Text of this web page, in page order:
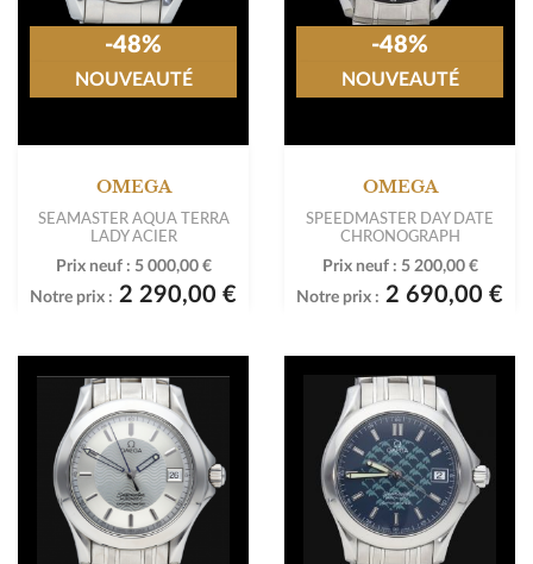
OMEGA
SEAMASTER AQUA TERRA
LADY ACIER
Prix neuf : 5 000,00 €
Notre prix : 2 290,00 €
-48%
NOUVEAUTÉ
OMEGA
SPEEDMASTER DAY DATE
CHRONOGRAPH
Prix neuf : 5 200,00 €
Notre prix : 2 690,00 €
-48%
NOUVEAUTÉ